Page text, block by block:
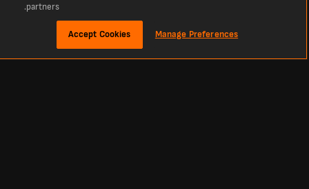
سبارتاك مييافا
partners.
Manage Preferences
Accept Cookies